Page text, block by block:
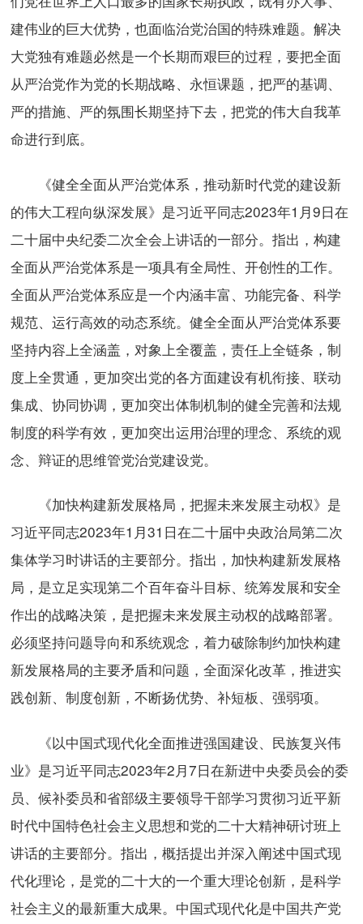
建伟业的巨大优势，也面临治党治国的特殊难题。解决
大党独有难题必然是一个长期而艰巨的过程，要把全面
从严治党作为党的长期战略、永恒课题，把严的基调、
严的措施、严的氛围长期坚持下去，把党的伟大自我革
命进行到底。
《健全全面从严治党体系，推动新时代党的建设新
的伟大工程向纵深发展》是习近平同志2023年1月9日在
二十届中央纪委二次全会上讲话的一部分。指出，构建
全面从严治党体系是一项具有全局性、开创性的工作。
全面从严治党体系应是一个内涵丰富、功能完备、科学
规范、运行高效的动态系统。健全全面从严治党体系要
坚持内容上全涵盖，对象上全覆盖，责任上全链条，制
度上全贯通，更加突出党的各方面建设有机衔接、联动
集成、协同协调，更加突出体制机制的健全完善和法规
制度的科学有效，更加突出运用治理的理念、系统的观
念、辩证的思维管党治党建设党。
《加快构建新发展格局，把握未来发展主动权》是
习近平同志2023年1月31日在二十届中央政治局第二次
集体学习时讲话的主要部分。指出，加快构建新发展格
局，是立足实现第二个百年奋斗目标、统筹发展和安全
作出的战略决策，是把握未来发展主动权的战略部署。
必须坚持问题导向和系统观念，着力破除制约加快构建
新发展格局的主要矛盾和问题，全面深化改革，推进实
践创新、制度创新，不断扬优势、补短板、强弱项。
《以中国式现代化全面推进强国建设、民族复兴伟
业》是习近平同志2023年2月7日在新进中央委员会的委
员、候补委员和省部级主要领导干部学习贯彻习近平新
时代中国特色社会主义思想和党的二十大精神研讨班上
讲话的主要部分。指出，概括提出并深入阐述中国式现
代化理论，是党的二十大的一个重大理论创新，是科学
社会主义的最新重大成果。中国式现代化是中国共产党